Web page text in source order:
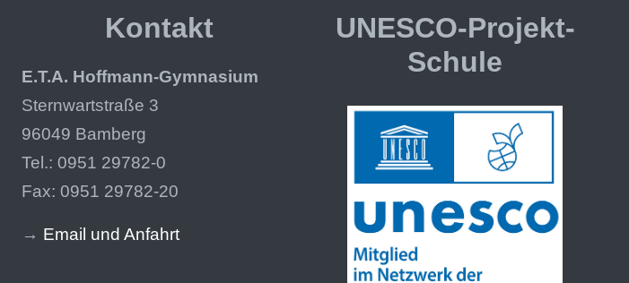
Kontakt
E.T.A. Hoffmann-Gymnasium
Sternwartstraße 3
96049 Bamberg
Tel.: 0951 29782-0
Fax: 0951 29782-20
→ Email und Anfahrt
UNESCO-Projekt-
Schule